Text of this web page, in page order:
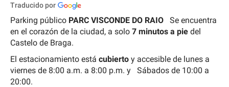
Traducido por
Parking público PARC VISCONDE DO RAIO
Se encuentra
en el corazón de la ciudad, a solo 7 minutos a pie del
Castelo de Braga.
El estacionamiento está cubierto y accesible de lunes a
viernes de 8:00 a.m. a 8:00 p.m. y
Sábados de 10:00 a
20:00.